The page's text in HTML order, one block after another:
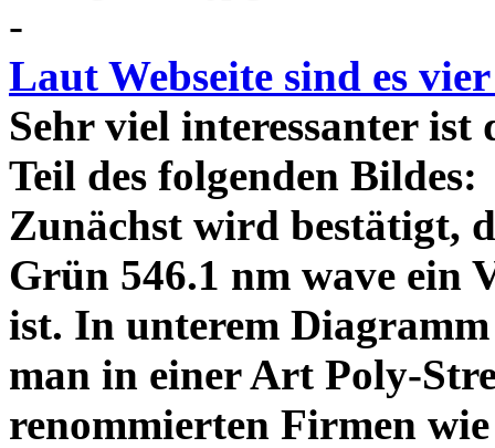
-
Laut Webseite sind es
Sehr viel interessanter
Teil des folgenden
Zunächst wird bestätigt,
Grün 546.1 nm wave ein
ist. In unterem
man in einer Art Poly-
renommierten Firmen